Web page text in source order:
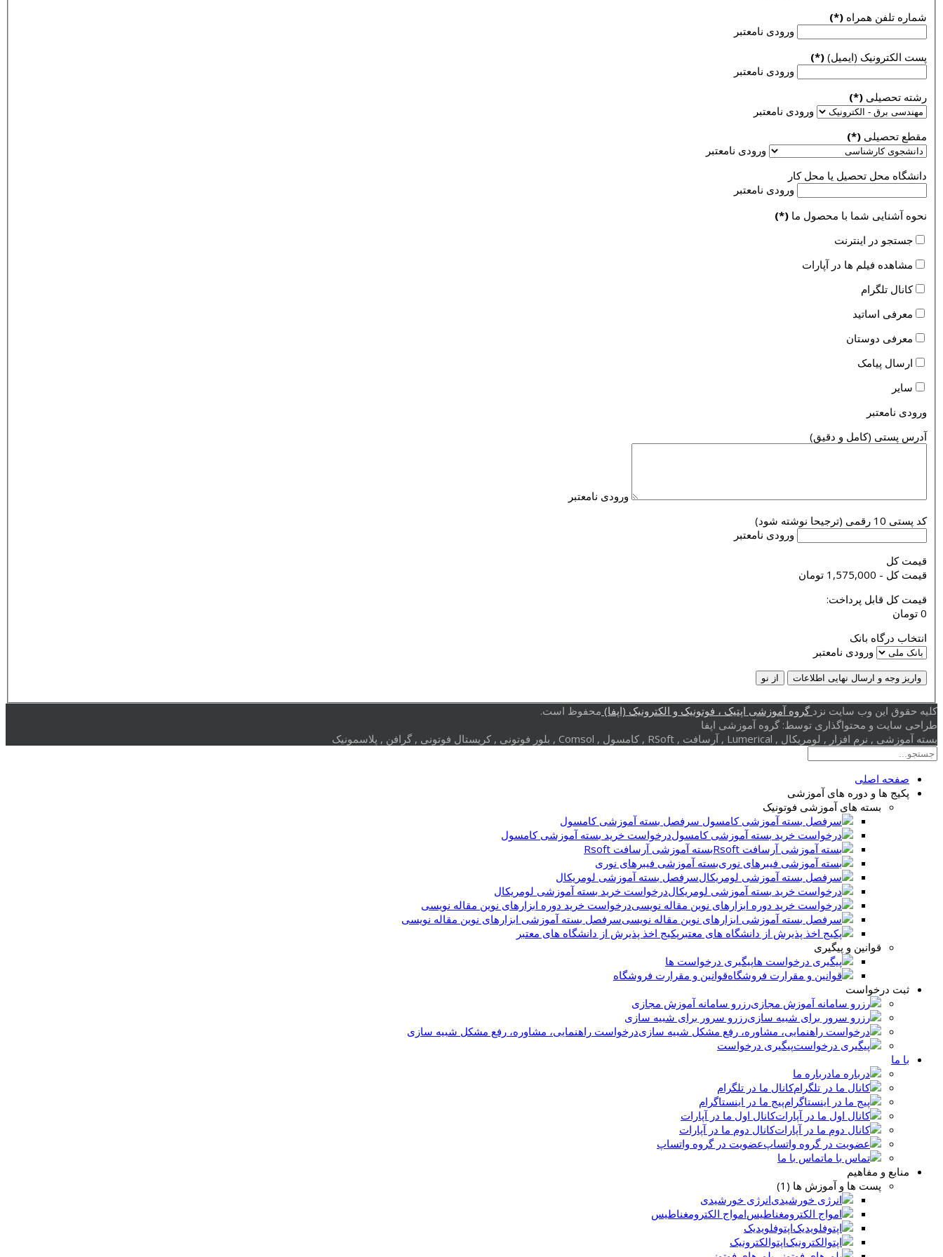
شماره تلفن همراه(*)
ورودی نامعتبر
پست الکترونیک (ایمیل)(*)
ورودی نامعتبر
رشته تحصیلی(*)
ورودی نامعتبر
مقطع تحصیلی(*)
ورودی نامعتبر
دانشگاه محل تحصیل یا محل کار
ورودی نامعتبر
نحوه آشنایی شما با محصول ما (*)
جستجو در اینترنت
مشاهده فیلم ها در آپارات
کانال تلگرام
معرفی اساتید
معرفی دوستان
ارسال پیامک
سایر
ورودی نامعتبر
آدرس پستی (کامل و دقیق)
ورودی نامعتبر
کد پستی 10 رقمی (ترجیحا نوشته شود)
ورودی نامعتبر
قيمت كل
قيمت كل - 1,575,000 تومان
قيمت كل قابل پرداخت:
0 تومان
انتخاب درگاه بانک
ورودی نامعتبر
واریز وجه و ارسال نهایی اطلاعات از نو
کلیه حقوق این وب سایت نزد گروه آموزشی اپتیک ، فوتونیک و الکترونیک (اپفا) محفوظ است.
طراحی سایت و محتواگذاری توسط: گروه آموزشی اپفا
بسته آموزشی , نرم افزار , لومریکال , Lumerical , آرسافت , RSoft , کامسول , Comsol , بلور فوتونی , کریستال فوتونی , گرافن , پلاسمونیک
صفحه اصلی
پکیج ها و دوره های آموزشی
بسته های آموزشی فوتونیک
سرفصل بسته آموزشی کامسول
درخواست خرید بسته آموزشی کامسول
بسته آموزشی آرسافت Rsoft
بسته آموزشی فیبرهای نوری
سرفصل بسته آموزشی لومریکال
درخواست خرید بسته آموزشی لومریکال
درخواست خرید دوره ابزارهای نوین مقاله نویسی
سرفصل بسته آموزشی ابزارهای نوین مقاله نویسی
پکیج اخذ پذیرش از دانشگاه های معتبر
قوانین و پیگیری
پیگیری درخواست ها
قوانین و مقرارت فروشگاه
ثبت درخواست
رزرو سامانه آموزش مجازی
رزرو سرور برای شبیه سازی
درخواست راهنمایی، مشاوره، رفع مشکل شبیه سازی
پیگیری درخواست
با ما
درباره ما
کانال ما در تلگرام
پیج ما در اینستاگرام
کانال اول ما در آپارات
کانال دوم ما در آپارات
عضویت در گروه واتساپ
تماس با ما
منابع و مفاهیم
پست ها و آموزش ها (1)
انرژی خورشیدی
امواج الکترومغناطیس
اپتوفلویدیک
اپتوالکترونیک